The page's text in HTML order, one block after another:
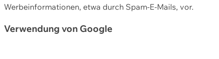
Werbeinformationen, etwa durch Spam-E-Mails, vor.
Verwendung von Google